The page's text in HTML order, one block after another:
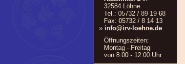
32584 Löhne
Tel.: 05732 / 89 19 68
Fax: 05732 / 8 14 13
» info@irv-loehne.de
Öffnungszeiten:
Montag - Freitag
von 8:00 - 12:00 Uhr